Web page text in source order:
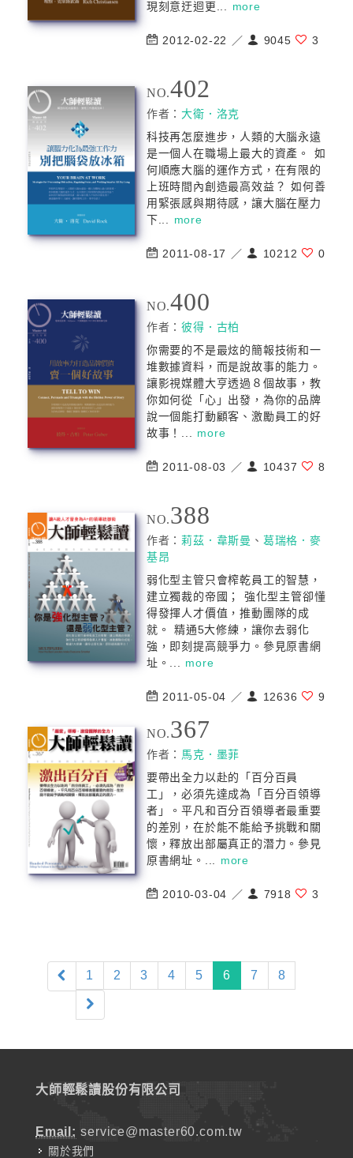
現刻意迂迴更... more
2012-02-22 ／ 9045 3
NO.402
作者：大衛．洛克
科技再怎麼進步，人類的大腦永遠
是一個人在職場上最大的資產。 如
何順應大腦的運作方式，在有限的
上班時間內創造最高效益？ 如何善
用緊張感與期待感，讓大腦在壓力
下... more
2011-08-17 ／ 10212 0
NO.400
作者：彼得．古柏
你需要的不是最炫的簡報技術和一
堆數據資料，而是說故事的能力。
讓影視媒體大亨透過８個故事，教
你如何從「心」出發，為你的品牌
說一個能打動顧客、激勵員工的好
故事！... more
2011-08-03 ／ 10437 8
NO.388
作者：莉茲．韋斯曼 、 葛瑞格．麥
基昂
弱化型主管只會榨乾員工的智慧，
建立獨裁的帝國； 強化型主管卻懂
得發揮人才價值，推動團隊的成
就。 精通5大修練，讓你去弱化
強，即刻提高競爭力。參見原書網
址。... more
2011-05-04 ／ 12636 9
NO.367
作者： 馬克．墨菲
要帶出全力以赴的「百分百員
工」，必須先達成為「百分百領導
者」。平凡和百分百領導者最重要
的差別，在於能不能給予挑戰和關
懷，釋放出部屬真正的潛力。參見
原書網址。... more
2010-03-04 ／ 7918 3
1 2 3 4 5 6(current)
7 8
大師輕鬆讀股份有限公司
Email: service@master60.com.tw
關於我們